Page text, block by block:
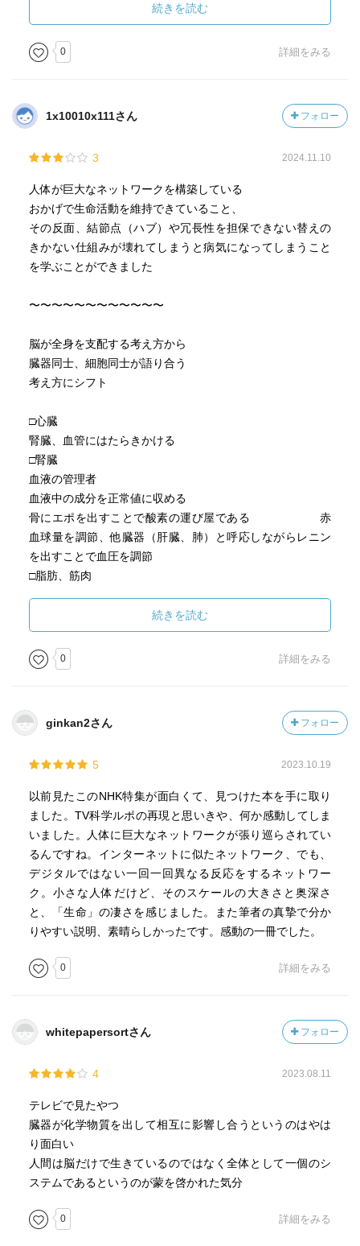
１.引き戻す仕組みがある。
２.ネットワークは一部に負荷がかかっても全体でそれを受
け止める。
３.ネットワークは冗長性があるため､一部が壊れても大きな
る。
私とは、私の脳の活動のほんの一部を見ている存在であ
る。というのが最新科学が出しつつある答えだという。
続きを読む
0 詳細をみる
1x10010x111さん フォロー
3 2024.11.10
人体が巨大なネットワークを構築している
おかげで生命活動を維持できていること、
その反面、結節点（ハブ）や冗長性を担保できない替えの
きかない仕組みが壊れてしまうと病気になってしまうこと
を学ぶことができました
〜〜〜〜〜〜〜〜〜〜〜〜
脳が全身を支配する考え方から
臓器同士、細胞同士が語り合う
考え方にシフト
□心臓
腎臓、血管にはたらきかける
□腎臓
血液の管理者
血液中の成分を正常値に収める
骨にエポを出すことで酸素の運び屋である 赤
血球量を調節、他臓器（肝臓、肺）と呼応しながらレニン
を出すことで血圧を調節
□脂肪、筋肉
お腹がすいた場合、胃がグレリンと呼ばれるメッセージ物
質をだす
メタボリック・シンドロームの原因は「炎症性サイトカイ
散らしす
全身の免疫が過剰に活性化している状態を慢性炎症と呼ぶ
能性があると示唆されている
□骨
若さや老化のスピードに大きな影響を与える
オステオカルシン・・若さを保って！
オステオポンチン・・免疫力をUPせよ！
老化を加速する
腸内細菌と免疫細胞のすみか
現代人を悩ませる病気のほとんどに、
免疫細胞たちが過剰に働くことが
T細胞は免疫システムの中枢を担う存在
守備 制御性T細胞 なだめ役
腸内細菌が免疫細胞に向けて
続きを読む
0 詳細をみる
ginkan2さん フォロー
5 2023.10.19
以前見たこのNHK特集が面白くて、見つけた本を手に取り
ました。TV科学ルポの再現と思いきや、何か感動してしま
いました。人体に巨大なネットワークが張り巡らされてい
るんですね。インターネットに似たネットワーク、でも、
デジタルではない一回一回異なる反応をするネットワー
ク。小さな人体だけど、そのスケールの大きさと奥深さ
と、「生命」の凄さを感じました。また筆者の真摯で分か
りやすい説明、素晴らしかったです。感動の一冊でした。
0 詳細をみる
whitepapersortさん フォロー
4 2023.08.11
テレビで見たやつ
臓器が化学物質を出して相互に影響し合うというのはやは
り面白い
人間は脳だけで生きているのではなく全体として一個のシ
ステムであるというのが蒙を啓かれた気分
0 詳細をみる